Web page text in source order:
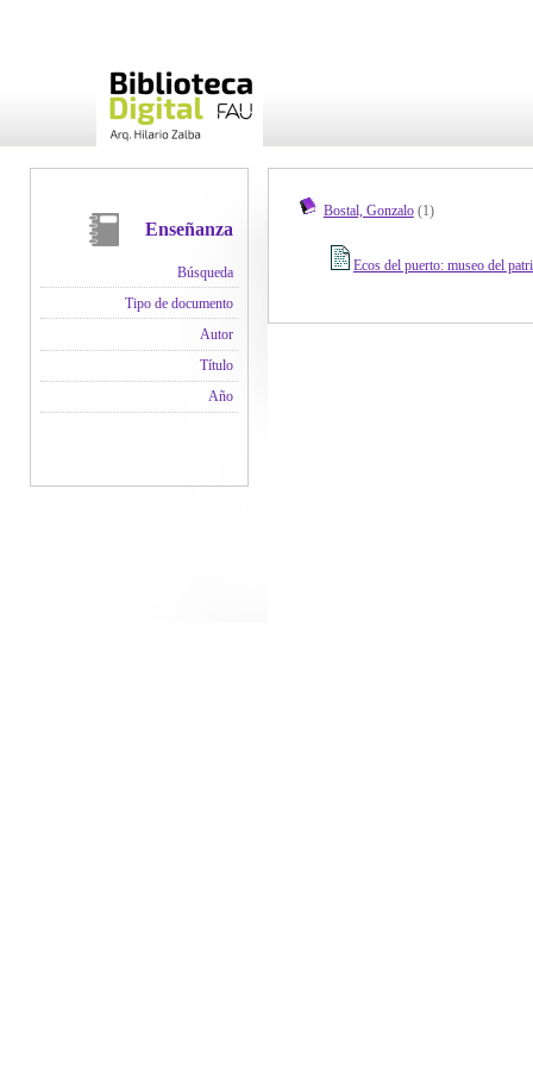
Enseñanza
Búsqueda
Tipo de documento
Autor
Título
Año
Bostal, Gonzalo(1)
Ecos del puerto: museo del